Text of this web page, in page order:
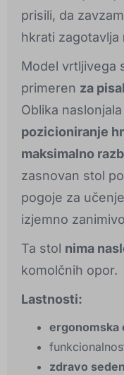
prisili, da
hkrati zagotavlja
Model vrtljivega
primeren za
Oblika
pozicioniranje
maksimalno
zasnovan stol
pogoje za
izjemno
Ta stol nima
komolčnih opor.
Lastnosti:
ergonomska
zdravo